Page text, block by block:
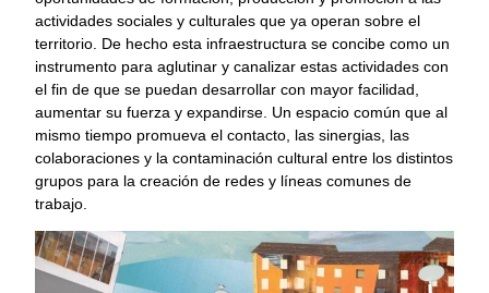
actividades sociales y culturales que ya operan sobre el
territorio. De hecho esta infraestructura se concibe como un
instrumento para aglutinar y canalizar estas actividades con
el fin de que se puedan desarrollar con mayor facilidad,
aumentar su fuerza y expandirse. Un espacio común que al
mismo tiempo promueva el contacto, las sinergias, las
colaboraciones y la contaminación cultural entre los distintos
grupos para la creación de redes y líneas comunes de
trabajo.